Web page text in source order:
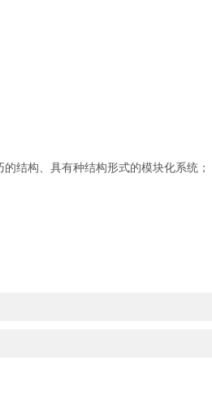
结构、具有种结构形式的模块化系统；